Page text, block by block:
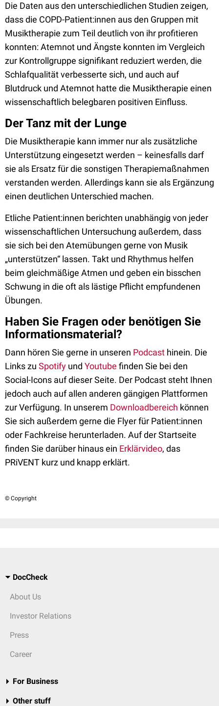
Die Daten aus den unterschiedlichen Studien zeigen,
dass die COPD-Patient:innen aus den Gruppen mit
Musiktherapie zum Teil deutlich von ihr profitieren
konnten: Atemnot und Ängste konnten im Vergleich
zur Kontrollgruppe signifikant reduziert werden, die
Schlafqualität verbesserte sich, und auch auf
Blutdruck und Atemnot hatte die Musiktherapie einen
wissenschaftlich belegbaren positiven Einfluss.
Der Tanz mit der Lunge
Die Musiktherapie kann immer nur als zusätzliche
Unterstützung eingesetzt werden – keinesfalls darf
sie als Ersatz für die sonstigen Therapiemaßnahmen
verstanden werden. Allerdings kann sie als Ergänzung
einen deutlichen Unterschied machen.
Etliche Patient:innen berichten unabhängig von jeder
wissenschaftlichen Untersuchung außerdem, dass
sie sich bei den Atemübungen gerne von Musik
„unterstützen“ lassen. Takt und Rhythmus helfen
beim gleichmäßige Atmen und geben ein bisschen
Schwung in die oft als lästige Pflicht empfundenen
Übungen.
Haben Sie Fragen oder benötigen Sie
Informationsmaterial?
Dann hören Sie gerne in unseren Podcast hinein. Die
Links zu Spotify und Youtube finden Sie bei den
Social-Icons auf dieser Seite. Der Podcast steht Ihnen
jedoch auch auf allen anderen gängigen Plattformen
zur Verfügung. In unserem Downloadbereich können
Sie sich außerdem gerne die Flyer für Patient:innen
oder Fachkreise herunterladen. Auf der Startseite
finden Sie darüber hinaus ein Erklärvideo, das
PRiVENT kurz und knapp erklärt.
© Copyright
DocCheck
About Us
Investor Relations
Press
Career
For Business
Other stuff